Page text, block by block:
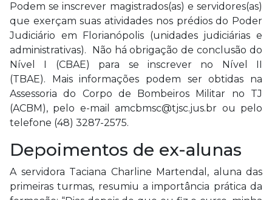
Podem se inscrever magistrados(as) e servidores(as)
que exerçam suas atividades nos prédios do Poder
Judiciário em Florianópolis (unidades judiciárias e
administrativas). Não há obrigação de conclusão do
Nível I (CBAE) para se inscrever no Nível II
(TBAE). Mais informações podem ser obtidas na
Assessoria do Corpo de Bombeiros Militar no TJ
(ACBM), pelo e-mailamcbmsc@tjsc.jus.br ou pelo
telefone (48) 3287-2575.
Depoimentos de ex-alunas
A servidora Taciana Charline Martendal, aluna das
primeiras turmas, resumiu a importância prática da